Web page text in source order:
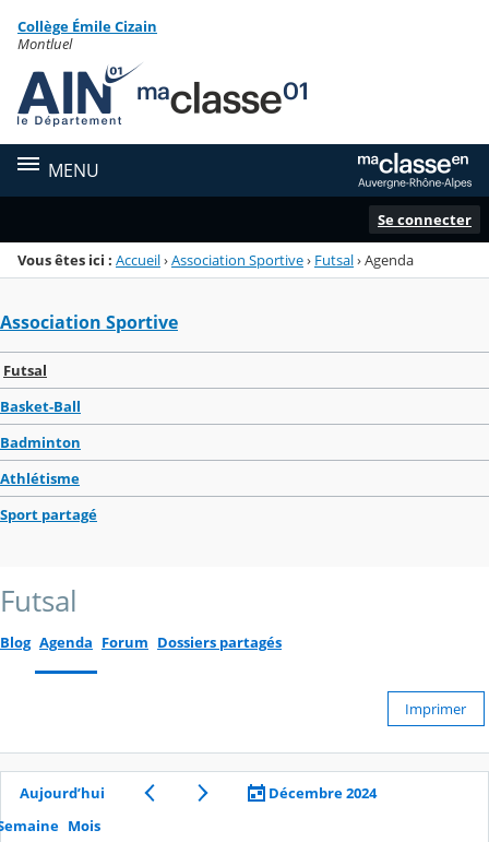
Menu de la rubrique
Contenu
Collège Émile Cizain
Montluel
MENU
Se connecter
Vous êtes ici : Accueil›Association Sportive› Futsal›Agenda
Association Sportive
Futsal
Basket-Ball
Badminton
Athlétisme
Sport partagé
Futsal
Blog Agenda Forum Dossiers partagés
Imprimer
Aujourd’hui
Décembre 2024
Mois